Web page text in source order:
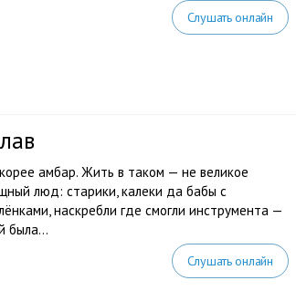
Слушать онлайн
амбар. Жить в таком — не великое
люд: старики, калеки да бабы с
наскребли где смогли инструмента —
была...
Слушать онлайн